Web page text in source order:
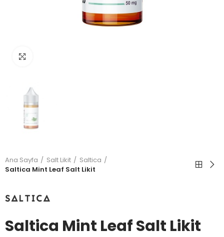
Ana Sayfa Salt Likit
Saltica
Saltica Mint Leaf Salt Likit
Saltica Mint Leaf Salt Likit